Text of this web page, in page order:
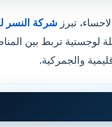
تبرز شركة النسر
لوجستية تربط بين
والجمركية.